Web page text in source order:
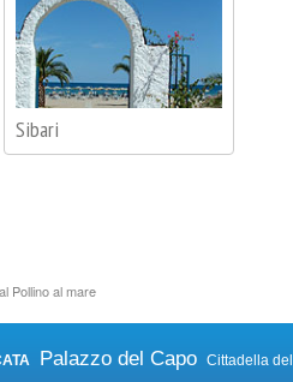
Pollino al mare
Sibari
Palazzo del Capo Cittadella